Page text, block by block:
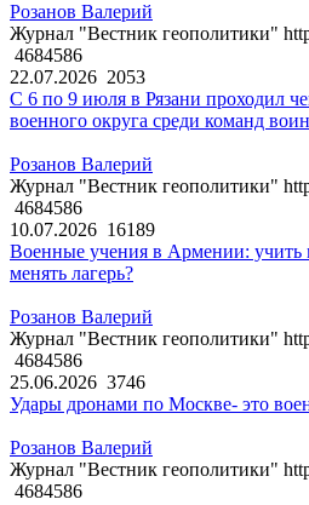
Розанов Валерий
Журнал "Вестник геополитики"
4684586
22.07.2026 2053
С 6 по 9 июля в Рязани проходил
военного округа среди команд
Розанов Валерий
Журнал "Вестник геополитики"
4684586
10.07.2026 16189
Военные учения в Армении: учить
менять лагерь?
Розанов Валерий
Журнал "Вестник геополитики"
4684586
25.06.2026 3746
Удары дронами по Москве- это
Розанов Валерий
Журнал "Вестник геополитики"
4684586